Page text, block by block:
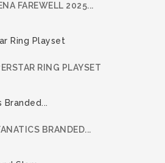
FAREWELL 2025...
RING PLAYSET
BRANDED...